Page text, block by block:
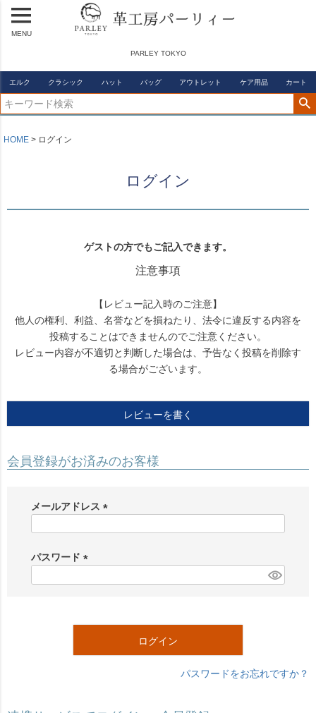
PARLEY TOKYO
MENU
エルク クラシック ハット バッグ アウトレット ケア用品 カート
HOME ログイン
ログイン
ゲストの方でもご記入できます。
注意事項
【レビュー記入時のご注意】
他人の権利、利益、名誉などを損ねたり、法令に違反する内容を
投稿することはできませんのでご注意ください。
レビュー内容が不適切と判断した場合は、予告なく投稿を削除す
る場合がございます。
レビューを書く
会員登録がお済みのお客様
メールアドレス
)
パスワード
ログイン
パスワードをお忘れですか？